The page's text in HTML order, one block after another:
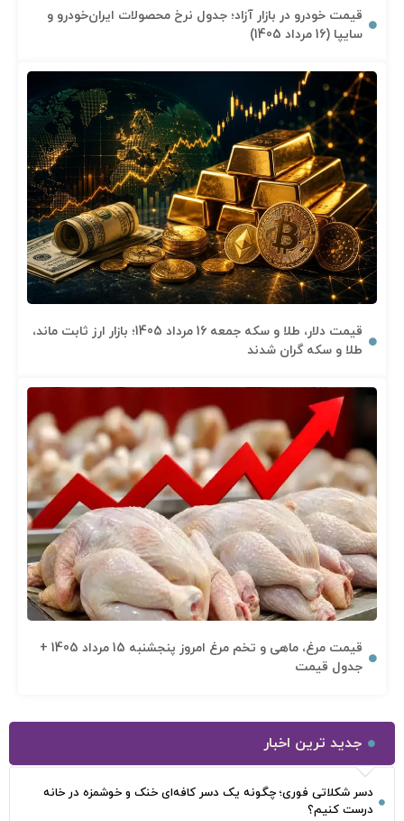
قیمت خودرو در بازار آزاد؛ جدول نرخ محصولات ایران‌خودرو و
سایپا (16 مرداد 1405)
قیمت دلار، طلا و سکه جمعه 16 مرداد 1405؛ بازار ارز ثابت ماند،
طلا و سکه گران شدند
قیمت مرغ، ماهی و تخم مرغ امروز پنجشنبه 15 مرداد 1405 +
جدول قیمت
جدید ترین اخبار
دسر شکلاتی فوری؛ چگونه یک دسر کافه‌ای خنک و خوشمزه در خانه
درست کنیم؟